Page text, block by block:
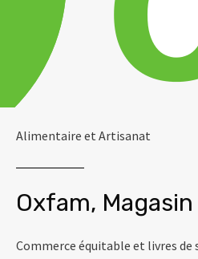
Alimentaire et Artisanat
Oxfam,
Commerce équitable et livres de